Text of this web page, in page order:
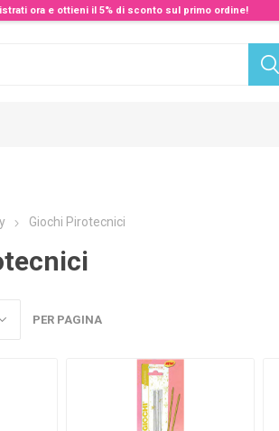
ora e ottieni il 5% di sconto sul primo ordine!
Giochi Pirotecnici
PER PAGINA